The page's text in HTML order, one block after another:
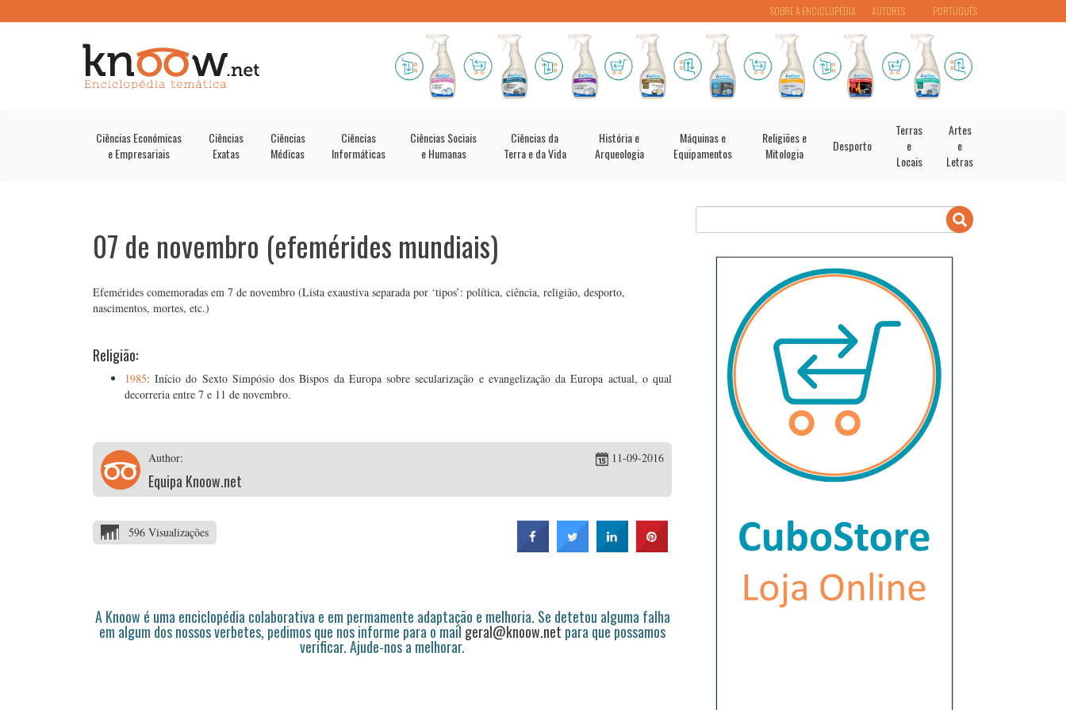
PORTUGUÊS
SOBRE A ENCICLOPÉDIA AUTORES
Ciências Económicas
e Empresariais
Ciências
Exatas
Ciências
Médicas
Ciências
Informáticas
Ciências Sociais
e Humanas
Ciências da
Terra e da Vida
História e
Arqueologia
Máquinas e
Equipamentos
Religiões e
Mitologia
Desporto
Terras
e
Locais
Artes
e
Letras
07 de novembro (efemérides mundiais)
Efemérides comemoradas em 7 de novembro (Lista exaustiva separada por ‘tipos’: política, ciência, religião, desporto,
nascimentos, mortes, etc.)
Religião:
1985: Início do Sexto Simpósio dos Bispos da Europa sobre secularização e evangelização da Europa actual, o qual
decorreria entre 7 e 11 de novembro.
Author:
Equipa Knoow.net
11-09-2016
596 Visualizações
A Knoow é uma enciclopédia colaborativa e em permamente adaptação e melhoria. Se detetou alguma falha
em algum dos nossos verbetes, pedimos que nos informe para o mail geral@knoow.net para que possamos
verificar. Ajude-nos a melhorar.